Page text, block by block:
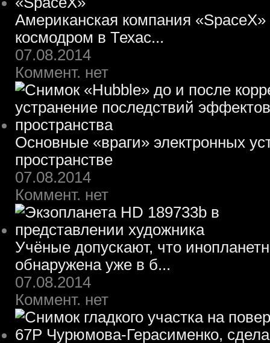
Американская компания
космодром в Техас...
07.08.2014
Коммент. нет
Основные «враги» электронных
пространстве
07.08.2014
Коммент. нет
Учёные допускают, что
обнаружена уже в б...
07.08.2014
Коммент. нет